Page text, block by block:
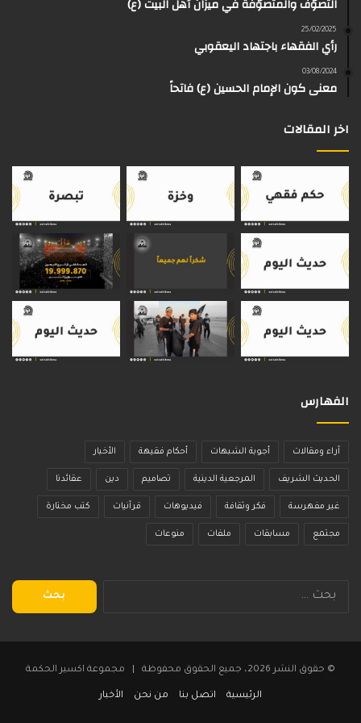
ب
م
التصوّف والمتصوّفة في ميزان أهل البيت (ع)
25/02/2025
رأي الفقهاء باجتهاد اليعقوبي
03/08/2024
معنى كون الإمام الحسين (ع) فاتحاً
اخر المقالات
الفهارس
آراء ومقالات أجوبة الشبهات أحكام فقيهة الأخبار
الحديث الشريف المرجعية الدينية تصاميم دين عقائدنا
غير مفهرسة فكر وثقافة فيديوهات قرآنيات كتب مختارة
مجتمع مسابقات ملفات منوعات
البحث
© حقوق النشر 2026، جميع الحقوق محفوظة | مجموعة اكسير الحكمة
الرئيسية اتصل بنا من نحن الأخبار